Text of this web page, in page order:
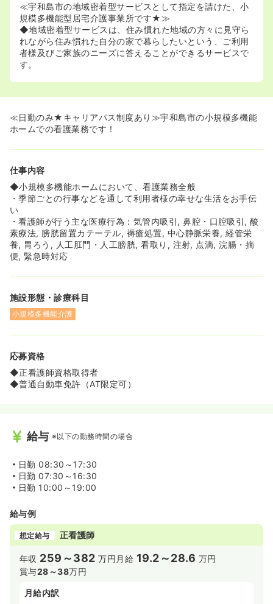
≪宇和島市の地域密着型サービスとして指定を請けた、小
規模多機能型居宅介護事業所です★≫
◆地域密着型サービスは、住み慣れた地域の方々に見守ら
れながら住み慣れた自分の家で暮らしたいという、ご利用
者様及びご家族のニーズに答えることができるサービスで
す。
≪日勤のみ★キャリアパス制度あり≫宇和島市の小規模多機能
ホームでの看護業務です！
仕事内容
◆小規模多機能ホームにおいて、看護業務全般
・季節ごとの行事などを通して利用者様の幸せな生活をお手伝
い
・看護師が行う主な医療行為：気管内吸引, 鼻腔・口腔吸引, 酸
素療法, 膀胱留置カテーテル, 褥瘡処置, 中心静脈栄養, 経管栄
養, 胃ろう, 人工肛門・人工膀胱, 看取り, 注射, 点滴, 浣腸・摘
便, 緊急時対応
施設形態・診療科目
小規模多機能介護
応募資格
◆正看護師資格取得者
◆普通自動車免許（AT限定可）
給与 ※以下の勤務時間の場合
日勤 08:30～17:30
日勤 07:30～16:30
日勤 10:00～19:00
給与例
想定給与 正看護師
年収 259～382 万円 月給 19.2～28.6 万円
賞与28～38万円
月給内訳